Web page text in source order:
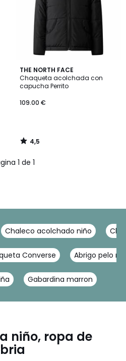
THE NORTH FACE
Chaqueta acolchada con
capucha Perrito
109.00 €
4,5
/ 5
4,5
/
1 de 1
Chaleco acolchado niño
Converse Abrigo pelo
Gabardina marron
niño, ropa de